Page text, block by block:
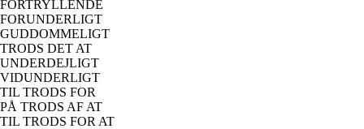
FORTRYLLENDE
FORUNDERLIGT
GUDDOMMELIGT
TRODS DET AT
UNDERDEJLIGT
VIDUNDERLIGT
TIL TRODS FOR
PÅ TRODS AF AT
TIL TRODS FOR AT